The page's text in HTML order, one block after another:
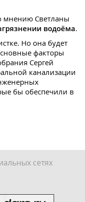
мнению Светланы
водоёма.
Но она будет
факторы
Сергей
канализации
бы обеспечили в
сетях